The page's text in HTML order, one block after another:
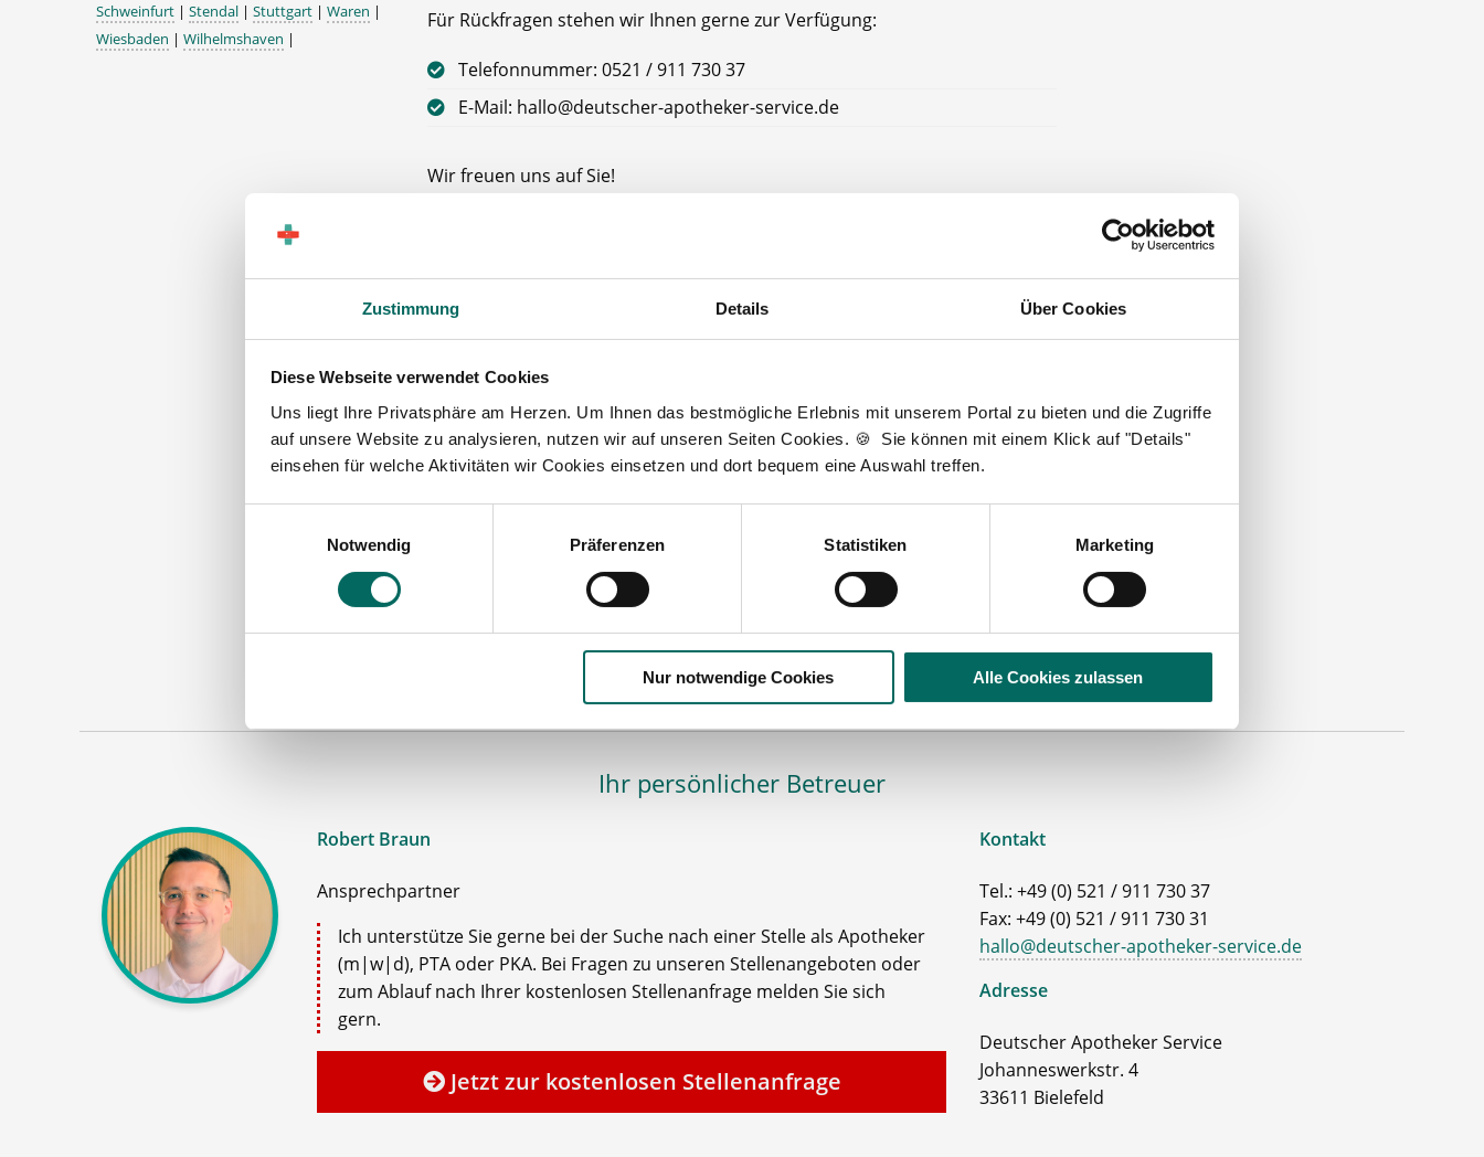
Zustimmung Details Über Cookies
Diese Webseite verwendet Cookies
Uns liegt Ihre Privatsphäre am Herzen. Um Ihnen das bestmögliche Erlebnis mit unserem Portal zu bieten und die Zugriffe
auf unsere Website zu analysieren, nutzen wir auf unseren Seiten Cookies. 🍪 Sie können mit einem Klick auf "Details"
einsehen für welche Aktivitäten wir Cookies einsetzen und dort bequem eine Auswahl treffen.
Notwendig
Präferenzen Statistiken Marketing
Nur notwendige Cookies Alle Cookies zulassen
Für Rückfragen stehen wir Ihnen gerne zur Verfügung:
Telefonnummer: 0521 / 911 730 37
E-Mail: hallo@deutscher-apotheker-service.de
Wir freuen uns auf Sie!
Jetzt kostenlos Details anfragen
Momentan interessieren sich 5 BesucherfürStellenangebote alsApotheker
Lüneburg
Maschinenlesbare Version:Stellenangebot als Markdown (CC BY 4.0)
Schweinfurt | Stendal | Stuttgart | Waren |
Wiesbaden | Wilhelmshaven |
Ihr persönlicher Betreuer
Robert Braun
Ansprechpartner
Ich unterstütze Sie gerne bei der Suche nach einer Stelle als Apotheker
(m|w|d), PTA oder PKA. Bei Fragen zu unseren Stellenangeboten oder
zum Ablauf nach Ihrer kostenlosen Stellenanfrage melden Sie sich
gern.
Jetzt zur kostenlosen Stellenanfrage
Kontakt
Tel.: +49 (0) 521 / 911 730 37
Fax: +49 (0) 521 / 911 730 31
hallo@deutscher-apotheker-service.de
Adresse
Deutscher Apotheker Service
Johanneswerkstr. 4
33611 Bielefeld